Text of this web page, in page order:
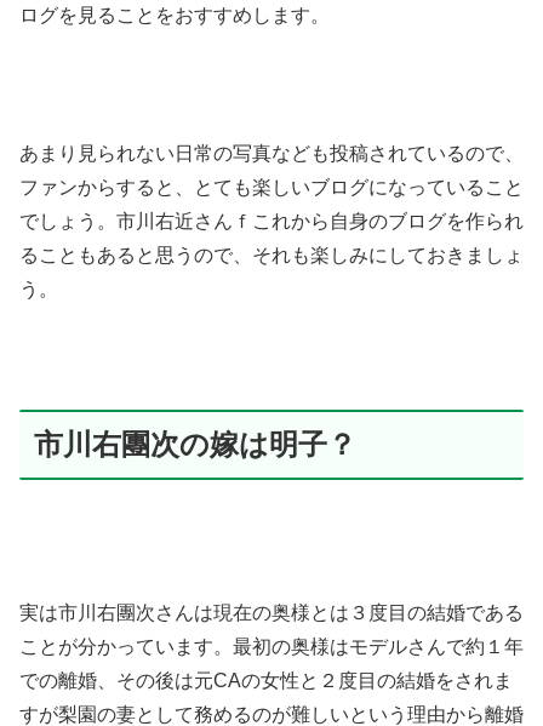
ログを見ることをおすすめします。
あまり見られない日常の写真なども投稿されているので、
ファンからすると、とても楽しいブログになっていること
でしょう。市川右近さんｆこれから自身のブログを作られ
ることもあると思うので、それも楽しみにしておきましょ
う。
市川右團次の嫁は明子？
実は市川右團次さんは現在の奥様とは３度目の結婚である
ことが分かっています。最初の奥様はモデルさんで約１年
での離婚、その後は元CAの女性と２度目の結婚をされま
すが梨園の妻として務めるのが難しいという理由から離婚